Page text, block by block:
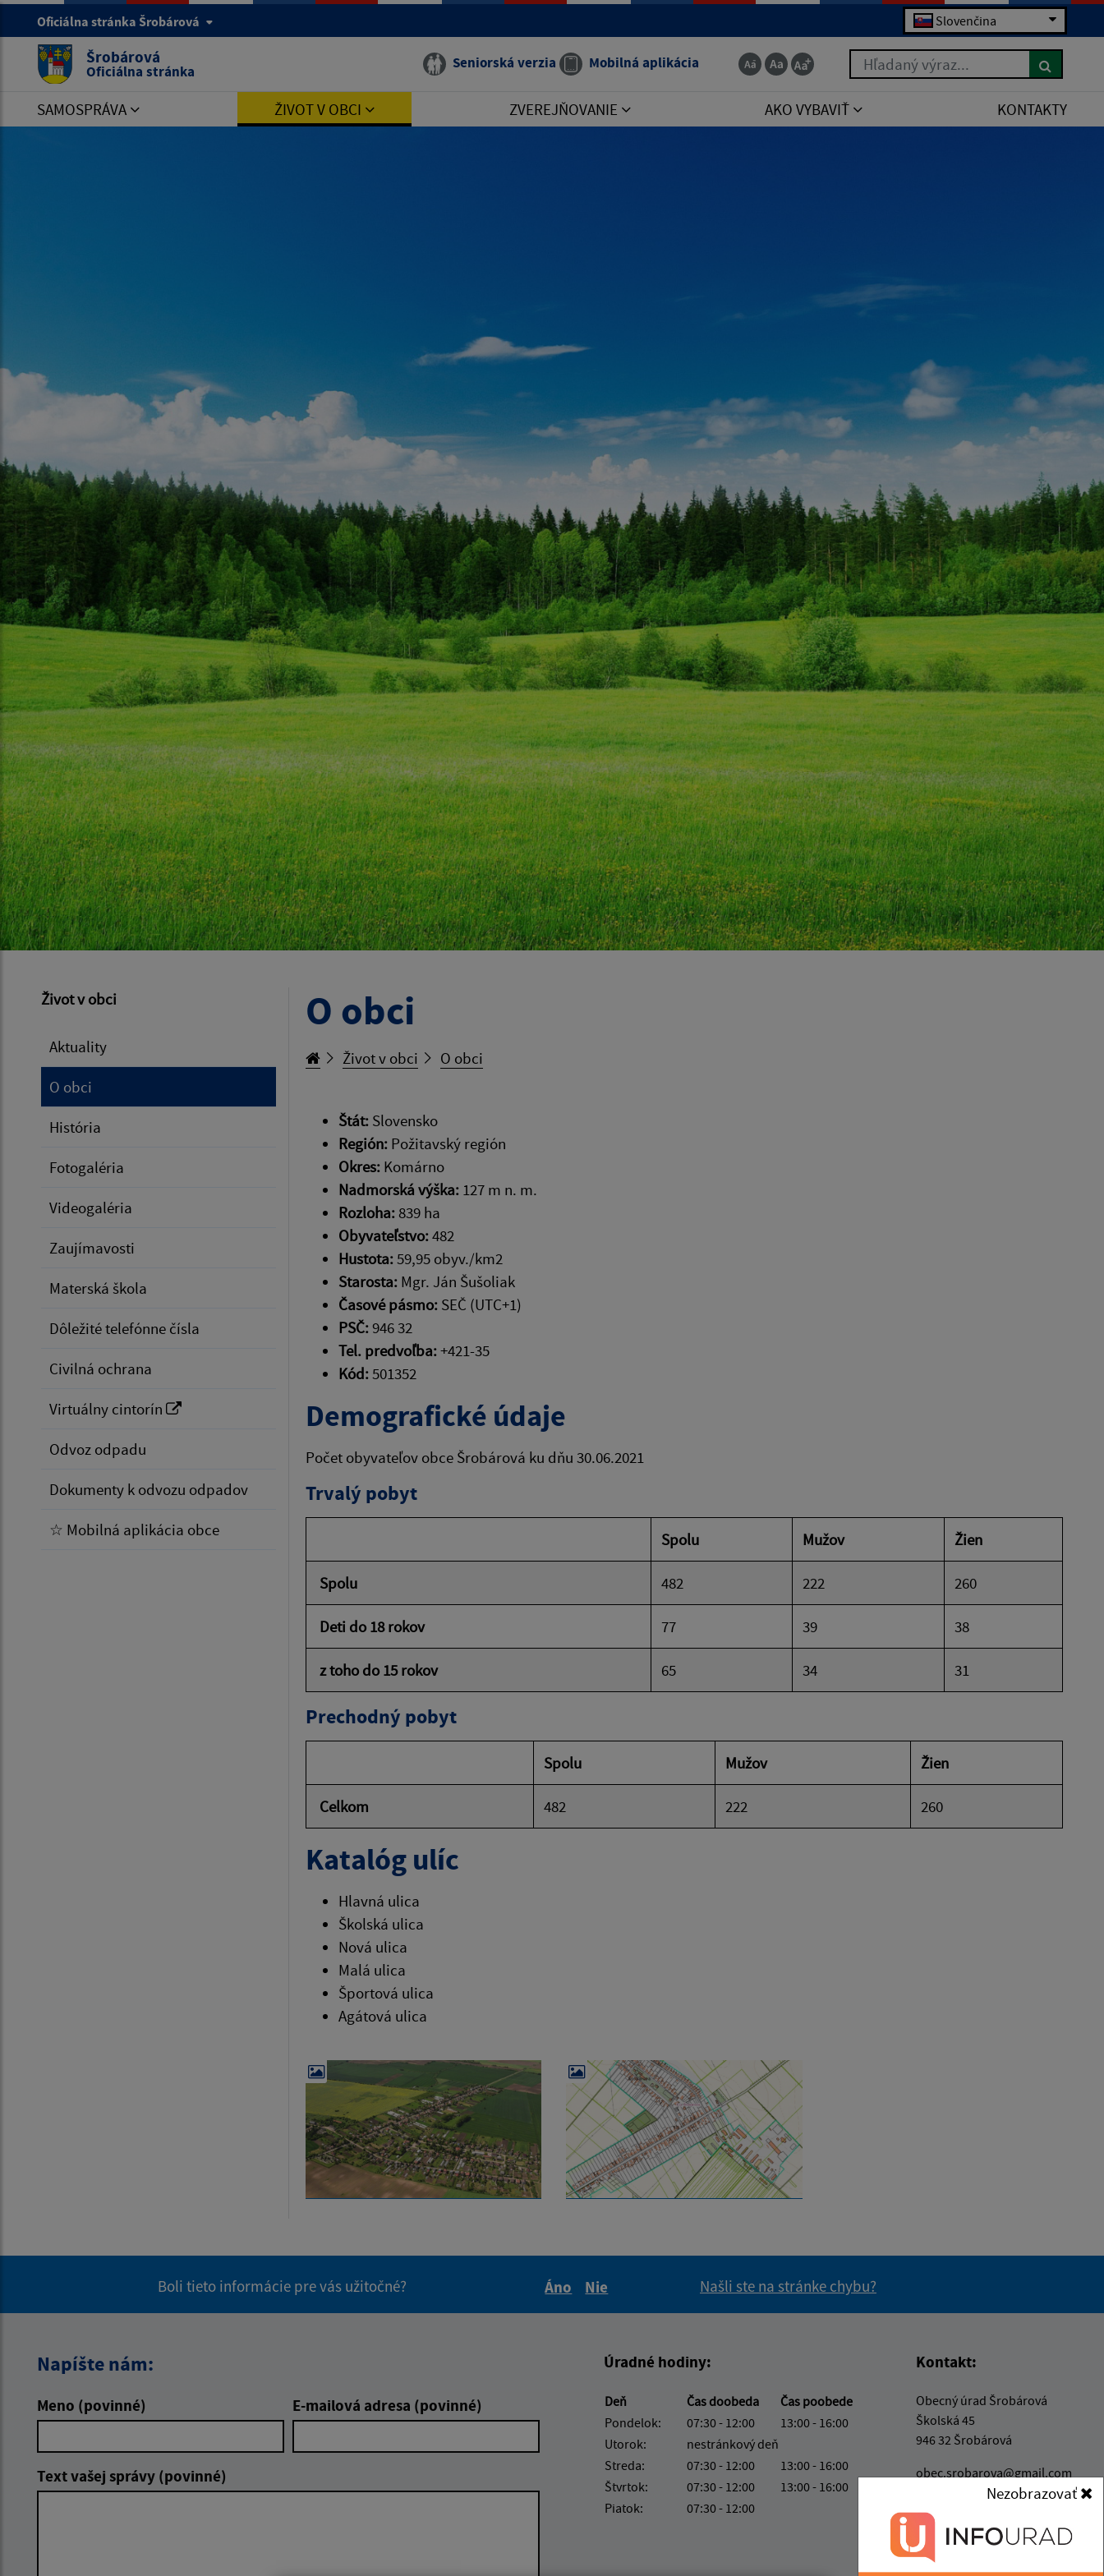
Nezobrazovať
Oficiálna stránka Šrobárová Slovenčina
Šrobárová
Oficiálna stránka Seniorská verzia Mobilná aplikácia Hľadaný výraz...
SAMOSPRÁVA ŽIVOT V OBCI ZVEREJŇOVANIE AKO VYBAVIŤ KONTAKTY
Život v obci
Aktuality
O obci
História
Fotogaléria
Videogaléria
Zaujímavosti
Materská škola
Dôležité telefónne čísla
Civilná ochrana
Virtuálny cintorín
Odvoz odpadu
Dokumenty k odvozu odpadov
☆ Mobilná aplikácia obce
O obci
Život v obci O obci
Štát: Slovensko
Región: Požitavský región
Okres: Komárno
Nadmorská výška: 127 m n. m.
Rozloha: 839 ha
Obyvateľstvo:482
Hustota:59,95 obyv./km2
Starosta: Mgr. Ján Šušoliak
Časové pásmo: SEČ (UTC+1)
PSČ:946 32
Tel. predvoľba:+421-35
Kód:501352
Demografické údaje
Počet obyvateľov obce Šrobárová ku dňu 30.06.2021
Trvalý pobyt
Spolu Mužov Žien
Spolu 482 222 260
Deti do 18 rokov 77 39 38
z toho do 15 rokov 65 34 31
Prechodný pobyt
Spolu Mužov Žien
Celkom 482 222 260
Katalóg ulíc
Hlavná ulica
Školská ulica
Nová ulica
Malá ulica
Športová ulica
Agátová ulica
Boli tieto informácie pre vás užitočné?
Áno
Nie
Našli ste na stránke chybu?
Napíšte nám:
Meno (povinné) E-mailová adresa (povinné)
Text vašej správy (povinné)
Úradné hodiny:
Deň Čas doobeda
Čas poobede
Pondelok:
07:30 - 12:00
13:00 - 16:00
Utorok:
nestránkový deň
Streda:
07:30 - 12:00
13:00 - 16:00
Štvrtok:
07:30 - 12:00
13:00 - 16:00
Piatok:
07:30 - 12:00
Kontakt:
Obecný úrad Šrobárová
Školská 45
946 32 Šrobárová
obec.srobarova@gmail.com
+421 35 779 85 44
IČO: 00306673